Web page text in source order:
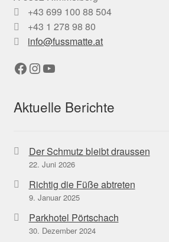
+43 699 100 88 504
+43 1 278 98 80
info@fussmatte.at
Facebook
Instagram
YouTube
Aktuelle Berichte
Der Schmutz bleibt draussen
22. Juni 2026
Richtig die Füße abtreten
9. Januar 2025
Parkhotel Pörtschach
30. Dezember 2024